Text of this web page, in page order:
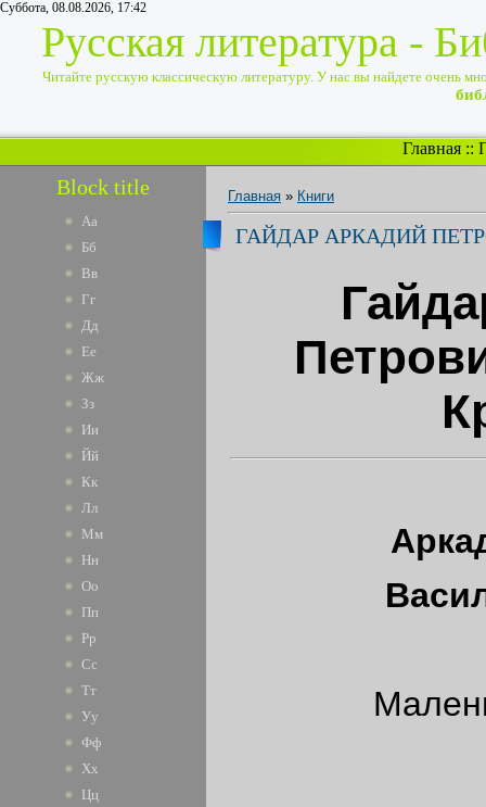
Суббота, 08.08.2026, 17:42
Русская литература -
Читайте русскую классическую литературу. У нас вы найдете очень
Главная ::
Block title
Аа
Бб
Вв
Гг
Дд
Ее
Жж
Зз
Ии
Йй
Кк
Лл
Мм
Нн
Оо
Пп
Рр
Сс
Тт
Уу
Фф
Хх
Цц
Главная » Книги
ГАЙДАР АРКАДИЙ